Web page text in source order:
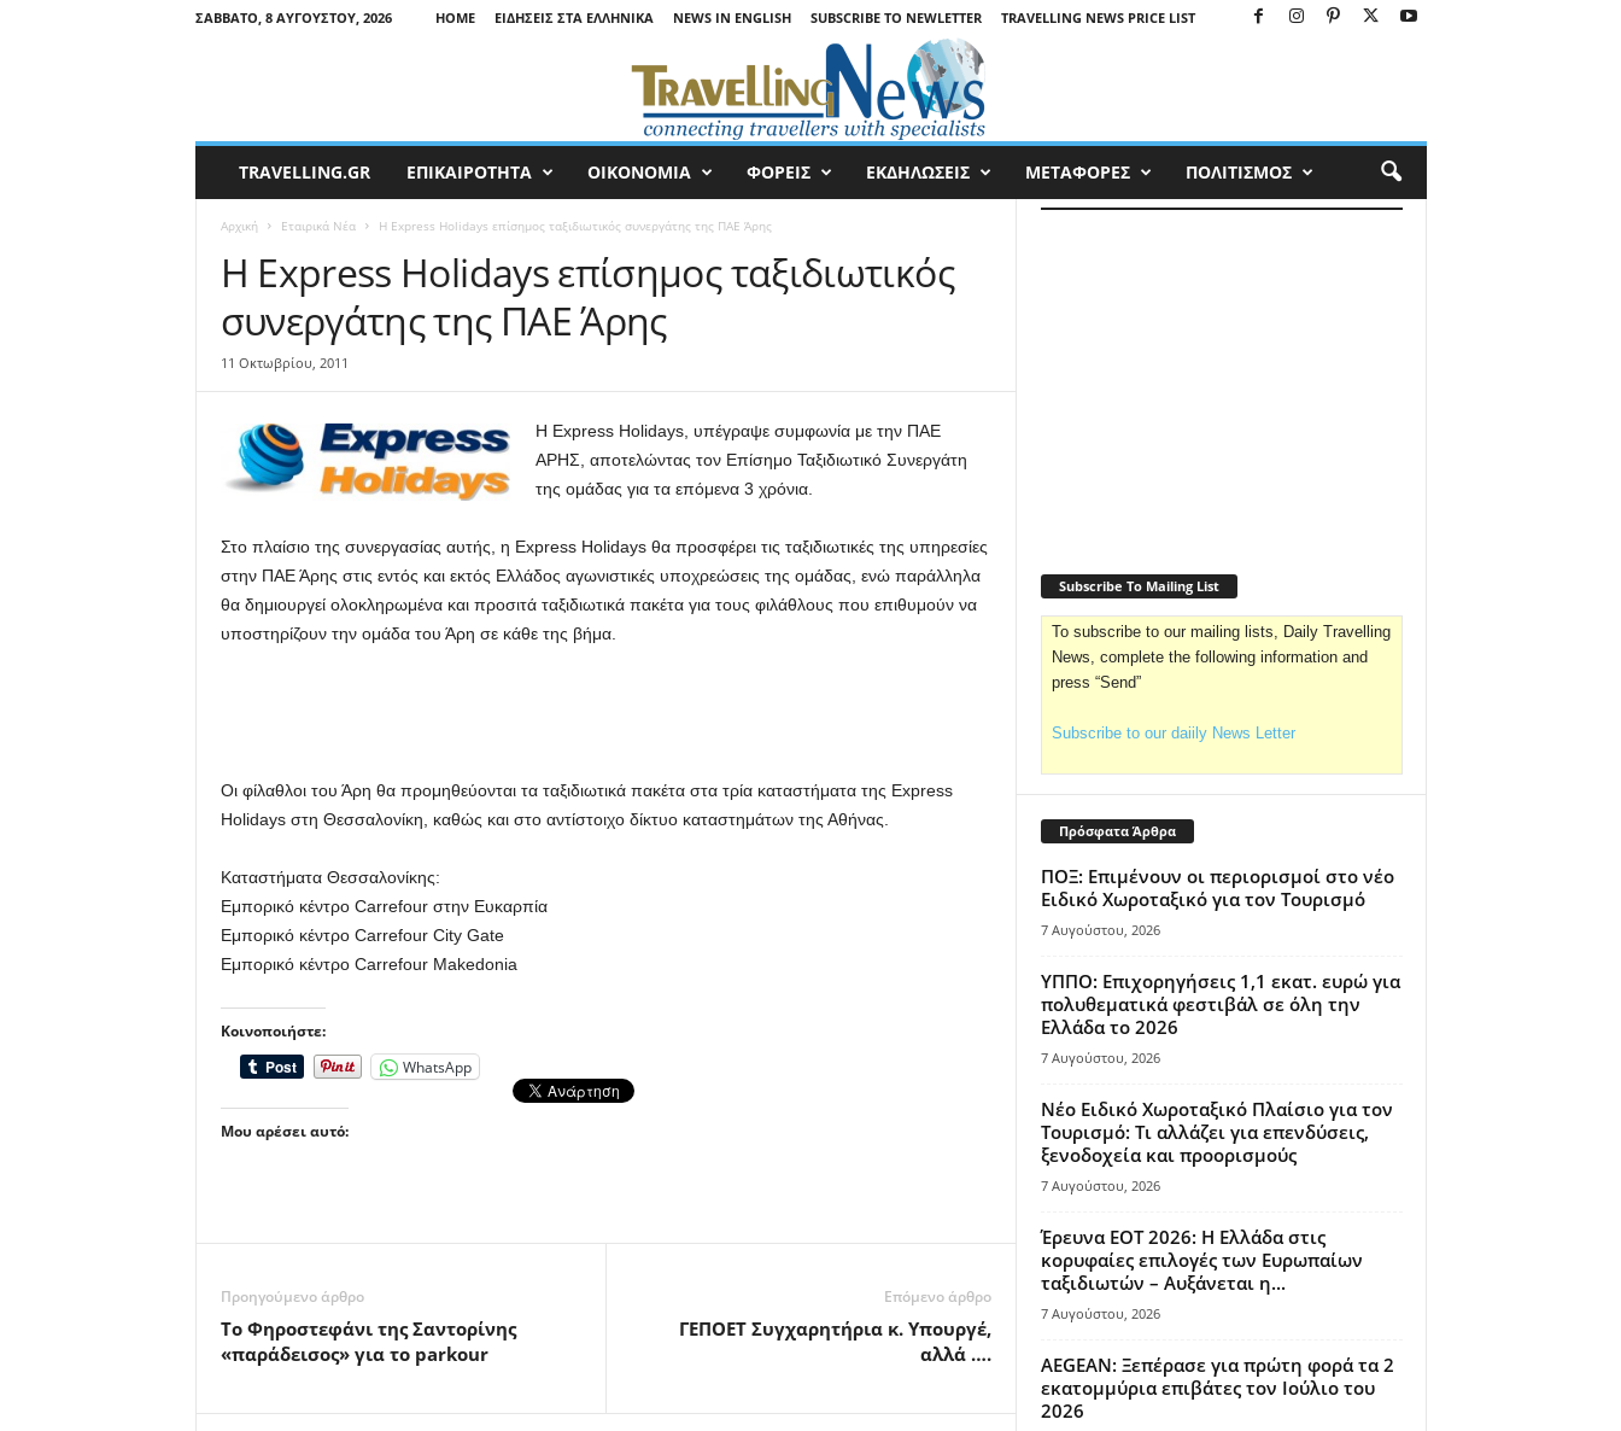
ΣΆΒΒΑΤΟ, 8 ΑΥΓΟΎΣΤΟΥ, 2026 HOME ΕΙΔΉΣΕΙΣ ΣΤΑ ΕΛΛΗΝΙΚΆ NEWS IN ENGLISH SUBSCRIBE TO NEWLETTER TRAVELLING NEWS PRICE LIST
a
TRAVELLING.GR ΕΠΙΚΑΙΡΟΤΗΤΑ ΟΙΚΟΝΟΜΙΑ ΦΟΡΕΙΣ ΕΚΔΗΛΩΣΕΙΣ ΜΕΤΑΦΟΡΕΣ ΠΟΛΙΤΙΣΜΟΣ
Αρχική Εταιρικά Νέα Η Express Holidays επίσημος ταξιδιωτικός συνεργάτης της ΠΑΕ Άρης
Η Express Holidays επίσημος ταξιδιωτικός
συνεργάτης της ΠΑΕ Άρης
11 Οκτωβρίου, 2011
Η Express Holidays, υπέγραψε συμφωνία με την ΠΑΕ
ΑΡΗΣ, αποτελώντας τον Επίσημο Ταξιδιωτικό Συνεργάτη
της ομάδας για τα επόμενα 3 χρόνια.
Στο πλαίσιο της συνεργασίας αυτής, η Express Holidays θα προσφέρει τις ταξιδιωτικές της υπηρεσίες
στην ΠΑΕ Άρης στις εντός και εκτός Ελλάδος αγωνιστικές υποχρεώσεις της ομάδας, ενώ παράλληλα
θα δημιουργεί ολοκληρωμένα και προσιτά ταξιδιωτικά πακέτα για τους φιλάθλους που επιθυμούν να
υποστηρίζουν την ομάδα του Άρη σε κάθε της βήμα.
Οι φίλαθλοι του Άρη θα προμηθεύονται τα ταξιδιωτικά πακέτα στα τρία καταστήματα της Express
Holidays στη Θεσσαλονίκη, καθώς και στο αντίστοιχο δίκτυο καταστημάτων της Αθήνας.
Καταστήματα Θεσσαλονίκης:
Εμπορικό κέντρο Carrefour στην Ευκαρπία
Εμπορικό κέντρο Carrefour City Gate
Εμπορικό κέντρο Carrefour Makedonia
Κοινοποιήστε:
WhatsApp
Μου αρέσει αυτό:
Προηγούμενο άρθρο
Tο Φηροστεφάνι της Σαντορίνης
«παράδεισος» για το parkour
Επόμενο άρθρο
ΓΕΠΟΕΤ Συγχαρητήρια κ. Υπουργέ,
αλλά ….
Subscribe To Mailing List
To subscribe to our mailing lists, Daily Travelling
News, complete the following information and
press “Send”
Subscribe to our daiily News Letter
Πρόσφατα Άρθρα
ΠΟΞ: Επιμένουν οι περιορισμοί στο νέο
Ειδικό Χωροταξικό για τον Τουρισμό
7 Αυγούστου, 2026
ΥΠΠΟ: Επιχορηγήσεις 1,1 εκατ. ευρώ για
πολυθεματικά φεστιβάλ σε όλη την
Ελλάδα το 2026
7 Αυγούστου, 2026
Νέο Ειδικό Χωροταξικό Πλαίσιο για τον
Τουρισμό: Τι αλλάζει για επενδύσεις,
ξενοδοχεία και προορισμούς
7 Αυγούστου, 2026
Έρευνα ΕΟΤ 2026: Η Ελλάδα στις
κορυφαίες επιλογές των Ευρωπαίων
ταξιδιωτών – Αυξάνεται η...
7 Αυγούστου, 2026
AEGEAN: Ξεπέρασε για πρώτη φορά τα 2
εκατομμύρια επιβάτες τον Ιούλιο του
2026